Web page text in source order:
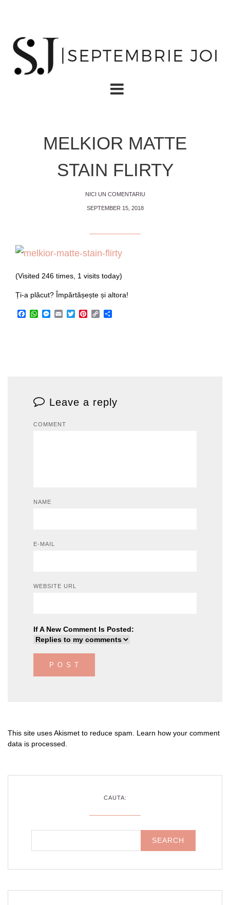
MELKIOR MATTE
STAIN FLIRTY
NICI UN COMENTARIU
SEPTEMBER 15, 2018
(Visited 246 times, 1 visits today)
Ți-a plăcut? Împărtășește și altora!
Facebook
WhatsApp
Messenger
EmailTwitterPinterest
Copy
Leave a reply
COMMENT
NAME
E-MAIL
WEBSITE URL
If A New Comment Is Posted:
This site uses Akismet to reduce spam. Learn how your comment
data is processed.
CAUTA: